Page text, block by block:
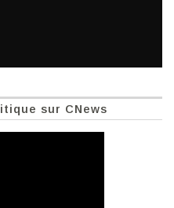
sur CNews